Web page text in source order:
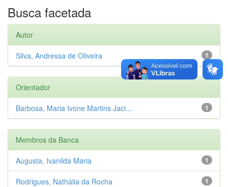
Busca facetada
Autor
1
Silva, Andressa de Oliveira
Orientador
1
Barbosa, Maria Ivone Martins Jaci...
Membros da Banca
1
Augusta, Ivanilda Maria
1
Rodrigues, Nathália da Rocha